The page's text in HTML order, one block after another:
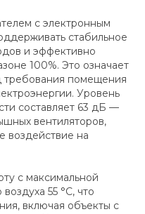
с электронным
стабильное
и эффективно
100%. Это означает
требования помещения
Уровень
составляет 63 дБ —
вентиляторов,
воздействие на
с максимальной
55 °C, что
включая объекты с